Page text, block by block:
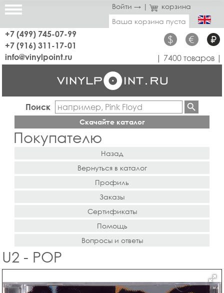
Войти → |
корзина
Ваша корзина пуста
+7 (499) 745-07-99
+7 (916) 311-17-01
$ € ₽
info@vinylpoint.ru | 7400 товаров |
Поиск
Скачайте каталог
Покупателю
Назад
Вернуться в каталог
Профиль
Заказы
Сертификаты
Помощь
Вопросы и ответы
U2 - POP